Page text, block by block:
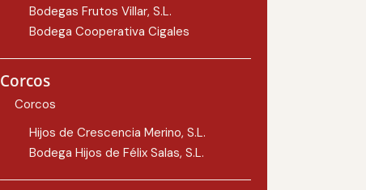
Bodegas Frutos Villar, S.L.
Bodega Cooperativa Cigales
Corcos
Corcos
Hijos de Crescencia Merino, S.L.
Bodega Hijos de Félix Salas, S.L.